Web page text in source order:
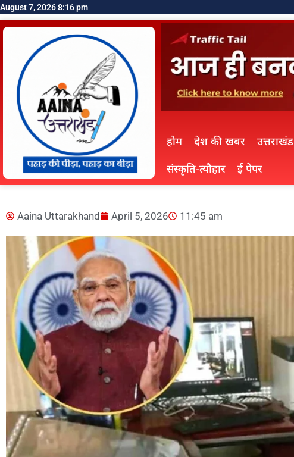
August 7, 2026 8:16 pm
होम देश की खबर उत्तराखंड
संस्कृति-त्यौहार
ई पेपर
Aaina Uttarakhand April 5, 2026 11:45 am